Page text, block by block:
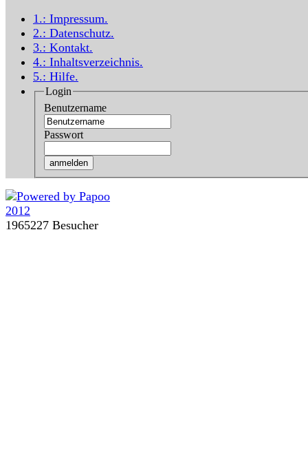
1.: Impressum.
2.: Datenschutz.
3.: Kontakt.
4.: Inhaltsverzeichnis.
5.: Hilfe.
Login
Benutzername
Passwort
1965227 Besucher